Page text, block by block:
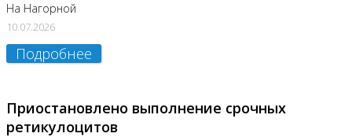
На Нагорной
10.07.2026
Подробнее
Приостановлено выполнение срочных
ретикулоцитов